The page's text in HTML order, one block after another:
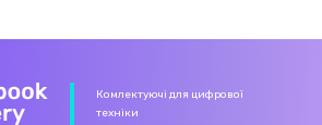
Комлектуючі для цифрової
техніки